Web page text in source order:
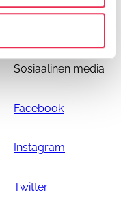
Sosiaalinen media
Facebook
Instagram
Twitter